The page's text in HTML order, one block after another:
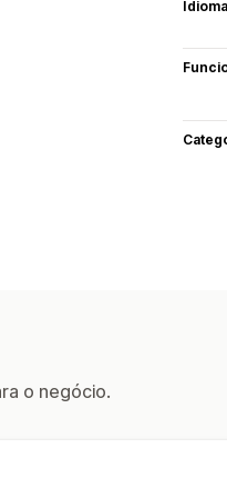
o negócio.